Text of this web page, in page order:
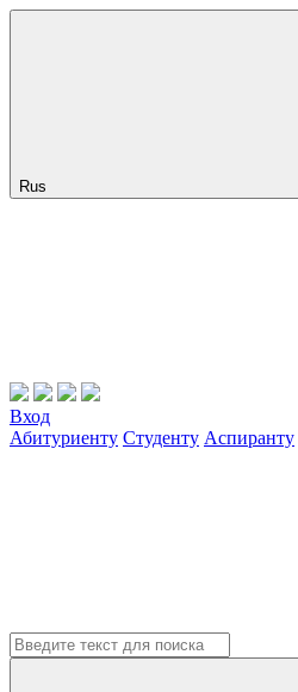
Rus
Вход
Абитуриенту Студенту Аспиранту